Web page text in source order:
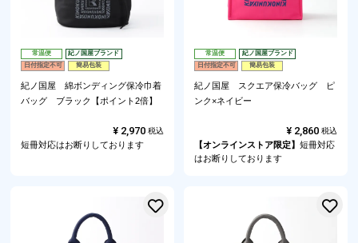
常温便
紀ノ国屋ブランド
日付指定不可
簡易包装
紀ノ国屋 綿ボンディング保冷巾着
バッグ ブラック【ポイント2倍】
¥ 2,970 税込
短冊対応はお断りしております
常温便
紀ノ国屋ブランド
日付指定不可
簡易包装
紀ノ国屋 スクエア保冷バッグ ピ
ンク×ネイビー
¥ 2,860 税込
【オンラインストア限定】短冊対応
はお断りしております